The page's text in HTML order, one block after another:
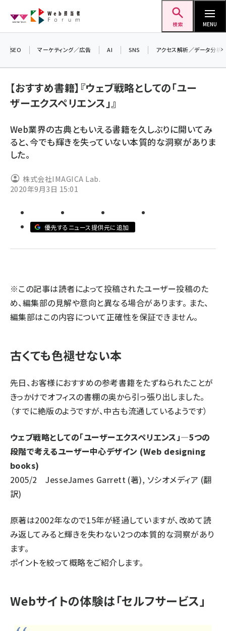
ン
検索 MENU
ai (2827)
セミナー (2318)
meo (1282)
SEO マーケティング／広告 AI SNS アクセス解析／データ分析
【おすすめ書籍】『ウェブ戦略としての「ユー
ザーエクスペリエンス」』
Web業界の古典ともいえる書籍を久しぶりに開いてみ
ると、今でも輝きを失っていない本質的な洞察がありま
した。
株式会社IMAGICA Lab.
2020年9月3日 15:01
優先するニュース提供元に追加
※この記事は読者によって投稿されたユーザー投稿のた
め、編集部の見解や意向と異なる場合があります。 また、
編集部はこの内容について正確性を保証できません。
古くても色褪せない本
先日、お客様におすすめの参考書籍をたずねられたことが
きっかけでオフィスの書棚の奥から引っ張り出しました。
（すでに絶版のようですが、中古も流通しているようです）
ウェブ戦略としての「ユーザーエクスペリエンス」―5つの
段階で考えるユーザー中心デザイン (Web designing
books)
2005/2 JesseJames Garrett (著), ソシオメディア (翻
訳)
原著は2002年なので15年が経過していますが、改めて読
み返してみると輝きを失わない2つの本質的な洞察があり
ます。
ポイントを絞って概略をご紹介します。
Webサイトの体験は「セルフサービス」
生成